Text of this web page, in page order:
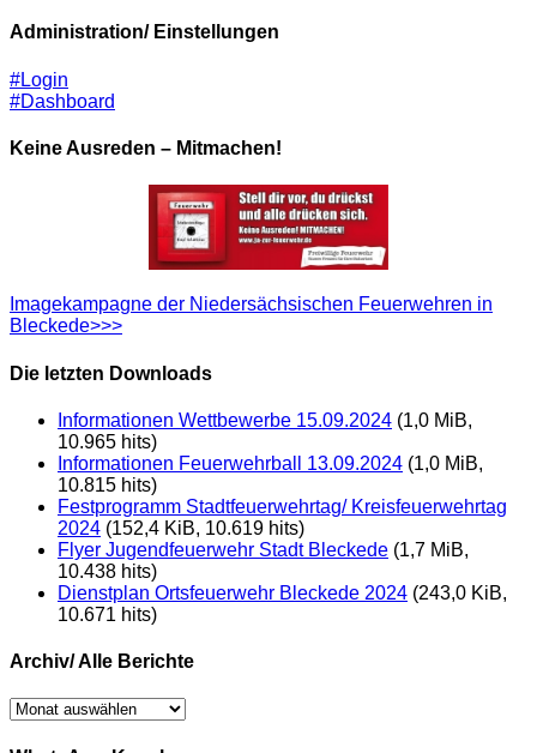
Administration/ Einstellungen
#Login
#Dashboard
Keine Ausreden – Mitmachen!
Imagekampagne der Niedersächsischen Feuerwehren in
Bleckede>>>
Die letzten Downloads
Informationen Wettbewerbe 15.09.2024 (1,0 MiB,
10.965 hits)
Informationen Feuerwehrball 13.09.2024 (1,0 MiB,
10.815 hits)
Festprogramm Stadtfeuerwehrtag/ Kreisfeuerwehrtag
2024 (152,4 KiB, 10.619 hits)
Flyer Jugendfeuerwehr Stadt Bleckede (1,7 MiB,
10.438 hits)
Dienstplan Ortsfeuerwehr Bleckede 2024 (243,0 KiB,
10.671 hits)
Archiv/ Alle Berichte
Archiv/